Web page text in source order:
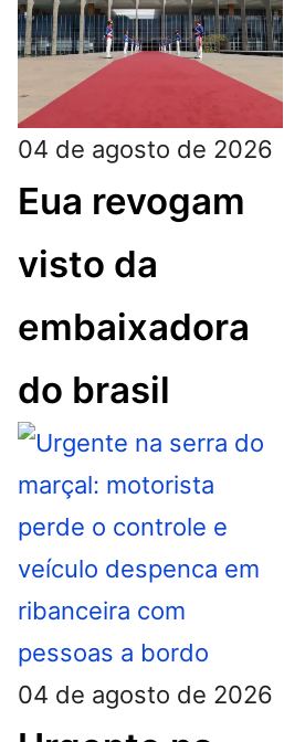
04 de agosto de 2026
Eua revogam
visto da
embaixadora
do brasil
04 de agosto de 2026